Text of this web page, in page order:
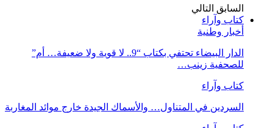
السابق التالي
كتاب وآراء
أخبار وطنية
الدار البيضاء تحتفي بكتاب “9.. لا قوية ولا ضعيفة… أم”
للصحفية زينب…
كتاب وآراء
السردين في المتناول… والأسماك الجيدة خارج موائد المغاربة